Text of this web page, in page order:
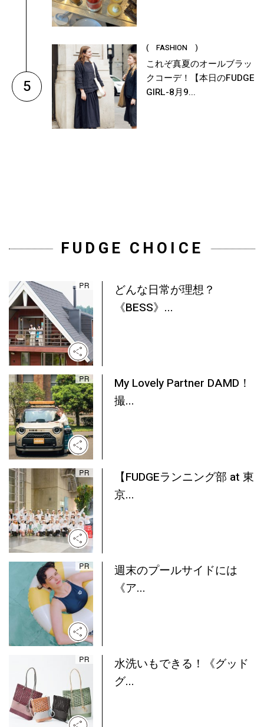
5
( FASHION )
これぞ真夏のオールブラッ
クコーデ！【本日のFUDGE
GIRL-8月9...
FUDGE CHOICE
どんな日常が理想？
《BESS》...
My Lovely Partner DAMD！
撮...
【FUDGEランニング部 at 東
京...
週末のプールサイドには
《ア...
水洗いもできる！《グッド
グ...